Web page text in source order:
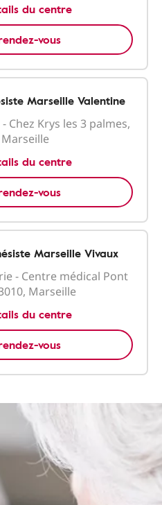
du centre
vous
Marseille Valentine
Chez Krys les 3 palmes,
du centre
vous
Marseille Vivaux
- Centre médical Pont
Marseille
du centre
vous